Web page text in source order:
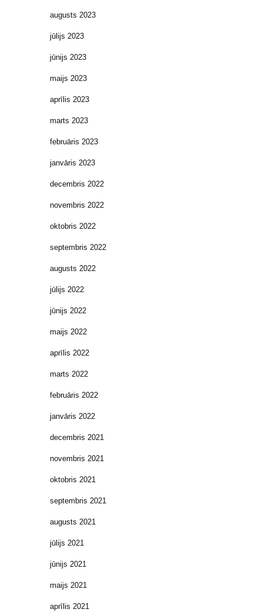
augusts 2023
jūlijs 2023
jūnijs 2023
maijs 2023
aprīlis 2023
marts 2023
februāris 2023
janvāris 2023
decembris 2022
novembris 2022
oktobris 2022
septembris 2022
augusts 2022
jūlijs 2022
jūnijs 2022
maijs 2022
aprīlis 2022
marts 2022
februāris 2022
janvāris 2022
decembris 2021
novembris 2021
oktobris 2021
septembris 2021
augusts 2021
jūlijs 2021
jūnijs 2021
maijs 2021
aprīlis 2021